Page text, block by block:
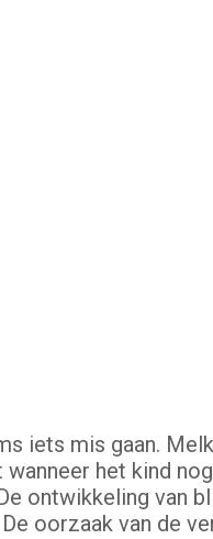
iets mis gaan.
het kind
ontwikkeling van
oorzaak van de